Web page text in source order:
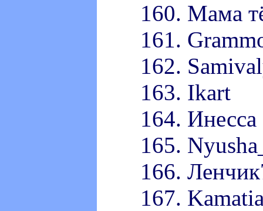
160. Мама
161.
162.
163. Ikart
164. Инесса
165.
166.
167.